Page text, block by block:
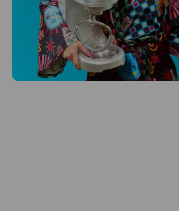
Niceboy ONE Ultra
Hlídá ti zdraví, spánek i pohyb a ještě k
tomu platí.